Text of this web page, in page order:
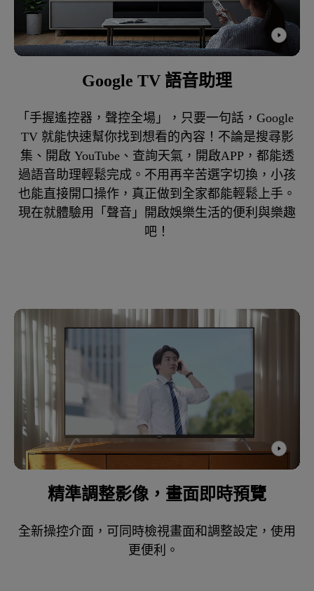
Google TV 語音助理
「手握遙控器，聲控全場」，只要一句話，Google
TV 就能快速幫你找到想看的內容！不論是搜尋影
集、開啟 YouTube、查詢天氣，開啟APP，都能透
過語音助理輕鬆完成。不用再辛苦選字切換，小孩
也能直接開口操作，真正做到全家都能輕鬆上手。
現在就體驗用「聲音」開啟娛樂生活的便利與樂趣
吧！
精準調整影像，畫面即時預覽
全新操控介面，可同時檢視畫面和調整設定，使用
更便利。